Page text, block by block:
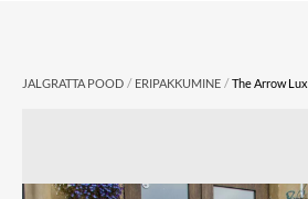
JALGRATTA POOD / ERIPAKKUMINE / The Arrow